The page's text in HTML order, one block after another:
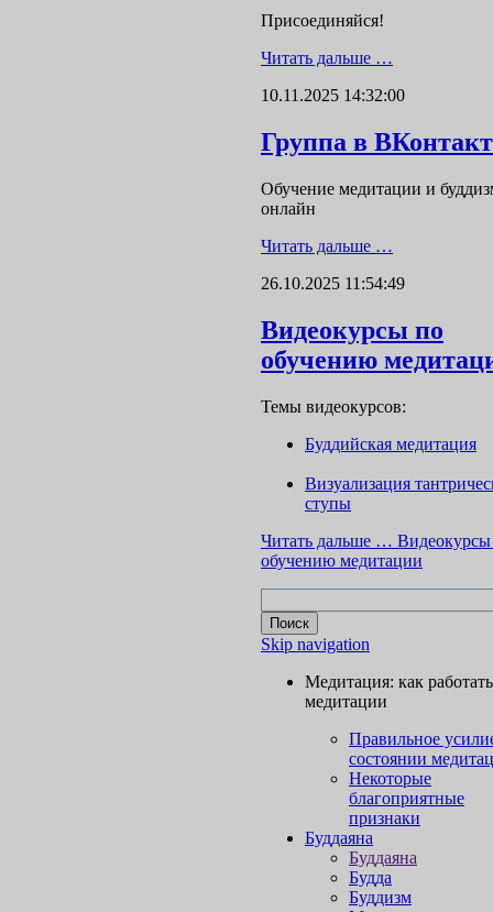
Присоединяйся!
Читать дальше …
10.11.2025 14:32:00
Группа в
Обучение медитации и
онлайн
Читать дальше …
26.10.2025 11:54:49
Видеокурсы по
обучению
Темы видеокурсов:
Буддийская медитация
Визуализация
ступы
Читать дальше …
обучению медитации
Skip navigation
Медитация: как
медитации
Правильное
состоянии
Некоторые
благоприятные
признаки
Буддаяна
Буддаяна
Будда
Буддизм